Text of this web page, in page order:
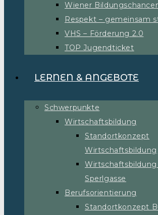
Wiener
Respekt – gemeinsam
VHS – Förderung 2.0
TOP Jugendticket
LERNEN & ANGEBOTE
Schwerpunkte
Wirtschaftsbildung
Standortkonzept
Wirtschaftsbildung
Wirtschaftsbildung
Sperlgasse
Berufsorientierung
Standortkonzept